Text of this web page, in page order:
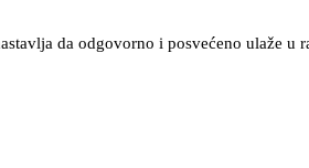
da odgovorno i posvećeno ulaže